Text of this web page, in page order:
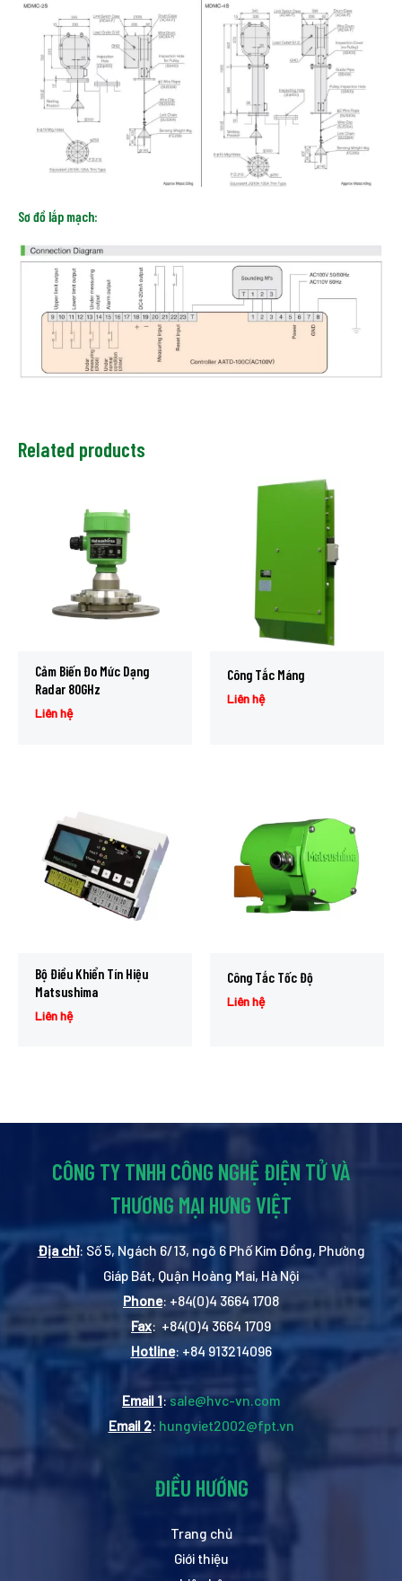
Sơ đồ lắp mạch:
Related products
Cảm Biến Đo Mức Dạng
Radar 80GHz
Liên hệ
Công Tắc Máng
Liên hệ
Bộ Điều Khiển Tín Hiệu
Matsushima
Liên hệ
Công Tắc Tốc Độ
Liên hệ
CÔNG TY TNHH CÔNG NGHỆ ĐIỆN TỬ VÀ
THƯƠNG MẠI HƯNG VIỆT
Địa chỉ: Số 5, Ngách 6/13, ngõ 6 Phố Kim Đồng, Phường
Giáp Bát, Quận Hoàng Mai, Hà Nội
Phone: +84(0)4 3664 1708
Fax: +84(0)4 3664 1709
Hotline: +84 913214096
Email 1:sale@hvc-vn.com
Email 2: hungviet2002@fpt.vn
ĐIỀU HƯỚNG
Trang chủ
Giới thiệu